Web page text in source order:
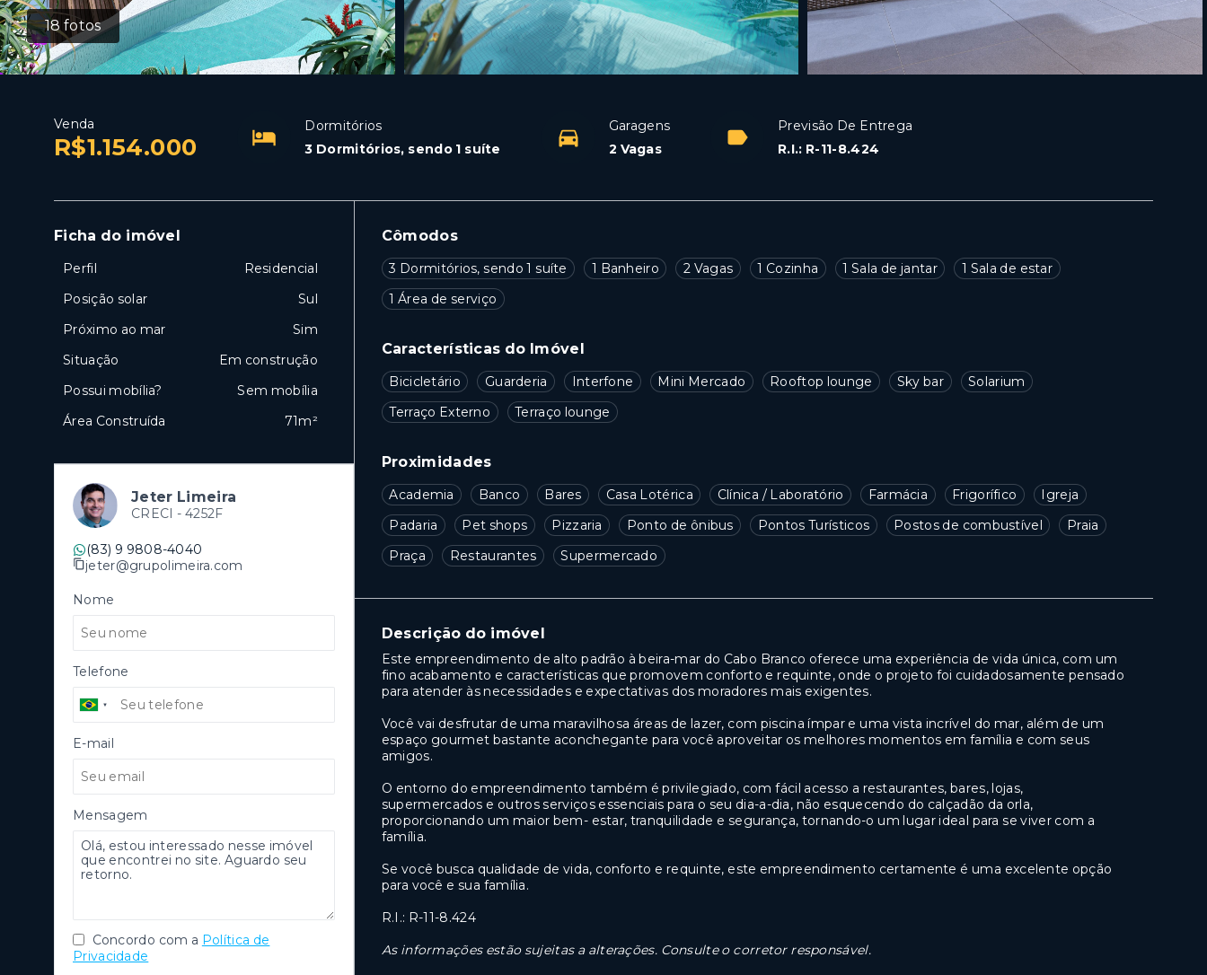
18 fotos
Venda
R$1.154.000
Dormitórios
3 Dormitórios, sendo 1 suíte
Garagens
2 Vagas
Previsão De Entrega
R.I.: R-11-8.424
Cômodos
3 Dormitórios, sendo 1 suíte 1 Banheiro 2 Vagas 1 Cozinha 1 Sala de jantar
1 Sala de estar
1 Área de serviço
Características do Imóvel
Bicicletário Guarderia Interfone Mini Mercado Rooftop lounge Sky bar
Solarium
Terraço Externo
Terraço lounge
Proximidades
Academia Banco Bares Casa Lotérica Clínica / Laboratório Farmácia Frigorífico
Igreja
Padaria
Pet shops Pizzaria Ponto de ônibus Pontos Turísticos Postos de combustível
Praia
Praça
Restaurantes Supermercado
Descrição do imóvel
Este empreendimento de alto padrão à beira-mar do Cabo Branco oferece uma experiência de vida única, com um
fino acabamento e características que promovem conforto e requinte, onde o projeto foi cuidadosamente pensado
para atender às necessidades e expectativas dos moradores mais exigentes.
Você vai desfrutar de uma maravilhosa áreas de lazer, com piscina ímpar e uma vista incrível do mar, além de um
espaço gourmet bastante aconchegante para você aproveitar os melhores momentos em família e com seus
amigos.
O entorno do empreendimento também é privilegiado, com fácil acesso a restaurantes, bares, lojas,
supermercados e outros serviços essenciais para o seu dia-a-dia, não esquecendo do calçadão da orla,
proporcionando um maior bem- estar, tranquilidade e segurança, tornando-o um lugar ideal para se viver com a
família.
Se você busca qualidade de vida, conforto e requinte, este empreendimento certamente é uma excelente opção
para você e sua família.
R.I.: R-11-8.424
As informações estão sujeitas a alterações. Consulte o corretor responsável.
Ficha do imóvel
Perfil
Residencial
Posição solar
Sul
Próximo ao mar
Sim
Situação
Em construção
Possui mobília?
Sem mobília
Área Construída
71m²
Jeter Limeira
CRECI - 4252F
(83) 9 9808-4040
jeter@grupolimeira.com
Nome
Telefone
E-mail
Mensagem
Concordo com a Política de
Privacidade